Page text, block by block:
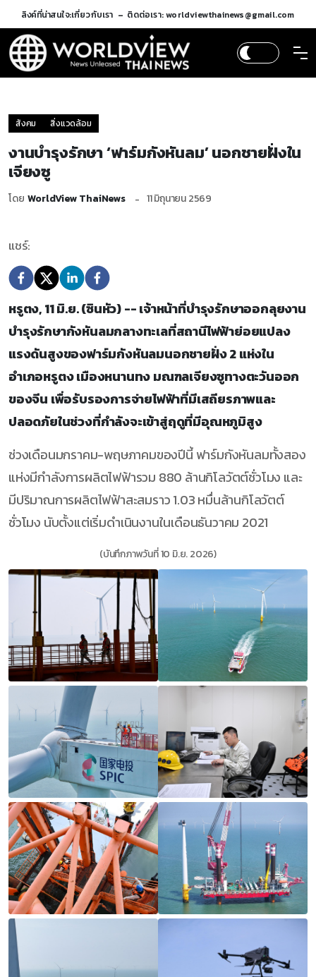
ลิงค์ที่น่าสนใจ:เกี่ยวกับเรา ติดต่อเรา: worldviewthainews@gmail.com
สังคม สิ่งแวดล้อม
งานบำรุงรักษา ‘ฟาร์มกังหันลม’ นอกชายฝั่งใน
เจียงซู
โดย WorldView ThaiNews 11 มิถุนายน 2569
แชร์:
หรูตง, 11 มิ.ย. (ซินหัว) -- เจ้าหน้าที่บำรุงรักษาออกลุยงาน
บำรุงรักษากังหันลมกลางทะเลที่สถานีไฟฟ้าย่อยแปลง
แรงดันสูงของฟาร์มกังหันลมนอกชายฝั่ง 2 แห่งใน
อำเภอหรูตง เมืองหนานทง มณฑลเจียงซูทางตะวันออก
ของจีน เพื่อรับรองการจ่ายไฟฟ้าที่มีเสถียรภาพและ
ปลอดภัยในช่วงที่กำลังจะเข้าสู่ฤดูที่มีอุณหภูมิสูง
ช่วงเดือนมกราคม-พฤษภาคมของปีนี้ ฟาร์มกังหันลมทั้งสอง
แห่งมีกำลังการผลิตไฟฟ้ารวม 880 ล้านกิโลวัตต์ชั่วโมง และ
มีปริมาณการผลิตไฟฟ้าสะสมราว 1.03 หมื่นล้านกิโลวัตต์
ชั่วโมง นับตั้งแต่เริ่มดำเนินงานในเดือนธันวาคม 2021
(บันทึกภาพวันที่ 10 มิ.ย. 2026)